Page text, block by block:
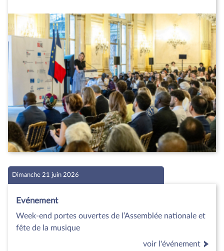
Dimanche 21 juin 2026
Evénement
Week-end portes ouvertes de l’Assemblée nationale et
fête de la musique
voir l'événement